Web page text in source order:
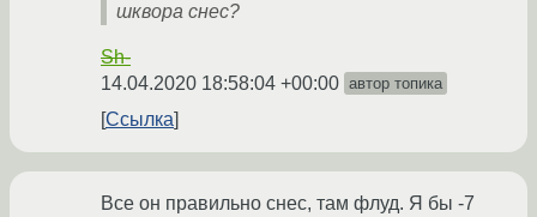
шквора снес?
Sh-
14.04.2020 18:58:04 +00:00 автор топика
Ссылка
Все он правильно снес, там флуд. Я бы -7